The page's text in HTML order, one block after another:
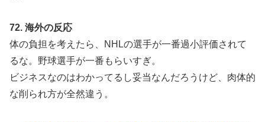
72. 海外の反応
体の負担を考えたら、NHLの選手が一番過小評価されて
るな。野球選手が一番もらいすぎ。
ビジネスなのはわかってるし妥当なんだろうけど、肉体的
な削られ方が全然違う。